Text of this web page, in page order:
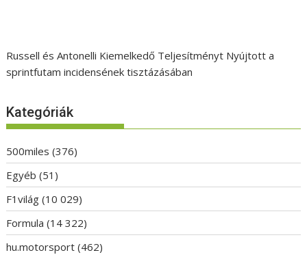
Russell és Antonelli Kiemelkedő Teljesítményt Nyújtott a
sprintfutam incidensének tisztázásában
Kategóriák
500miles (376)
Egyéb (51)
F1világ (10 029)
Formula (14 322)
hu.motorsport (462)